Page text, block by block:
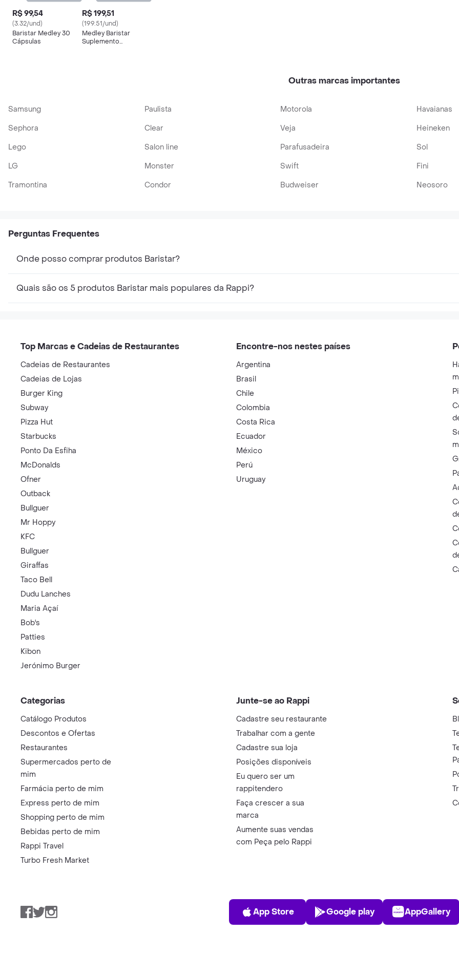
R$ 99,54
(3.32/und)
Baristar Medley 30
Cápsulas
R$ 199,51
(199.51/und)
Medley Baristar
Suplemento
Outras marcas importantes
Samsung Paulista Motorola Havaianas
Sephora
Clear Veja Heineken
Lego
Salon line Parafusadeira Sol
LG
Monster Swift Fini
Tramontina
Condor Budweiser Neosoro
Perguntas Frequentes
Onde posso comprar produtos Baristar?
Quais são os 5 produtos Baristar mais populares da Rappi?
Top Marcas e Cadeias de Restaurantes
Cadeias de Restaurantes
Cadeias de Lojas
Burger King
Subway
Pizza Hut
Starbucks
Ponto Da Esfiha
McDonalds
Ofner
Outback
Bullguer
Mr Hoppy
KFC
Bullguer
Giraffas
Taco Bell
Dudu Lanches
Maria Açaí
Bob's
Patties
Kibon
Jerónimo Burger
Encontre-nos nestes países
Argentina
Brasil
Chile
Colombia
Costa Rica
Ecuador
México
Perú
Uruguay
Categorias
Catálogo Produtos
Descontos e Ofertas
Restaurantes
Supermercados perto de
mim
Farmácia perto de mim
Express perto de mim
Shopping perto de mim
Bebidas perto de mim
Rappi Travel
Turbo Fresh Market
Junte-se ao Rappi
Cadastre seu restaurante
Trabalhar com a gente
Cadastre sua loja
Posições disponíveis
Eu quero ser um
rappitendero
Faça crescer a sua
marca
Aumente suas vendas
com Peça pelo Rappi
Facebook
TwitterInstagram
App Store
App Store
Play Store
Google play AppGallery